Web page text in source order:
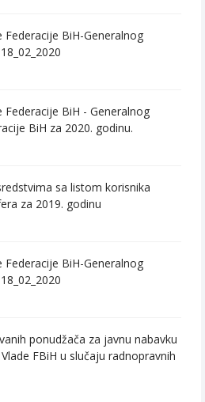
Federacije BiH-Generalnog
Federacije BiH - Generalnog
BiH za 2020. godinu.
sa listom korisnika
za 2019. godinu
Federacije BiH-Generalnog
ponudžača za javnu nabavku
FBiH u slučaju radnopravnih